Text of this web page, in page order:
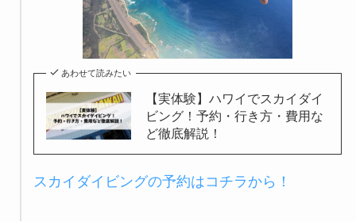
あわせて読みたい
【実体験】ハワイでスカイダイ
ビング！予約・行き方・費用な
ど徹底解説！
スカイダイビングの予約はコチラから！